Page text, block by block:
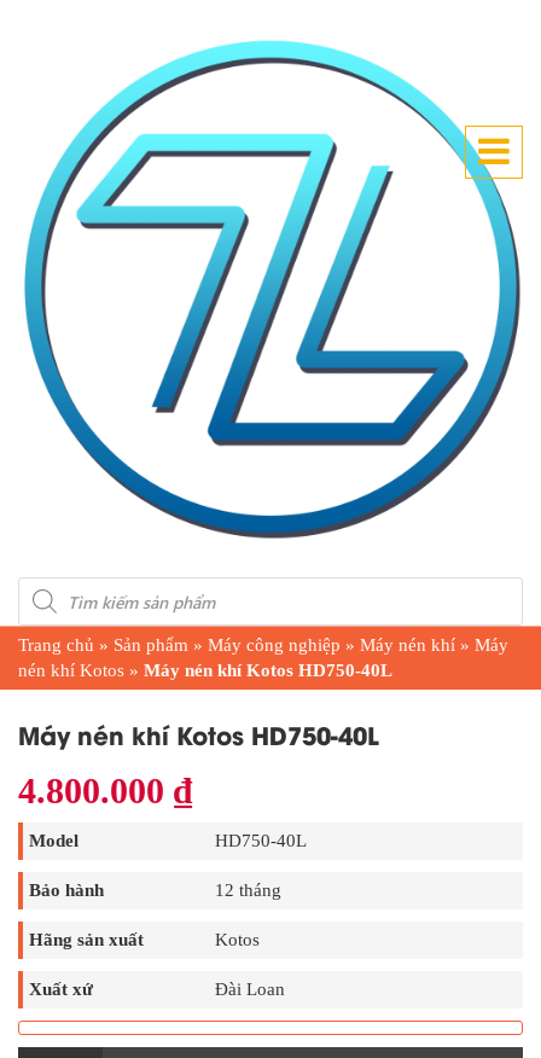
Products
search
Trang chủ » Sản phẩm » Máy công nghiệp » Máy nén khí » Máy
nén khí Kotos » Máy nén khí Kotos HD750-40L
Máy nén khí Kotos HD750-40L
4.800.000 ₫
Model HD750-40L
Bảo hành 12 tháng
Hãng sản xuất Kotos
Xuất xứ Đài Loan